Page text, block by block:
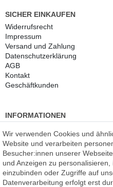
SICHER EINKAUFEN
Widerrufs­recht
Impressum
Versand und Zahlung
Daten­schutz­erklärung
AGB
Kontakt
Geschäftkunden
INFORMATIONEN
Kauf auf Rechnung
Datenschutz
Kostenlose Beratung
SSL Verschlüsselung
Händlerbund-Mitglied
Wir verwenden Cookies und
Website und verarbeiten
Besucher:innen unserer
und Anzeigen zu
einzubinden oder Zugriffe auf
Datenverarbeitung erfolgt erst